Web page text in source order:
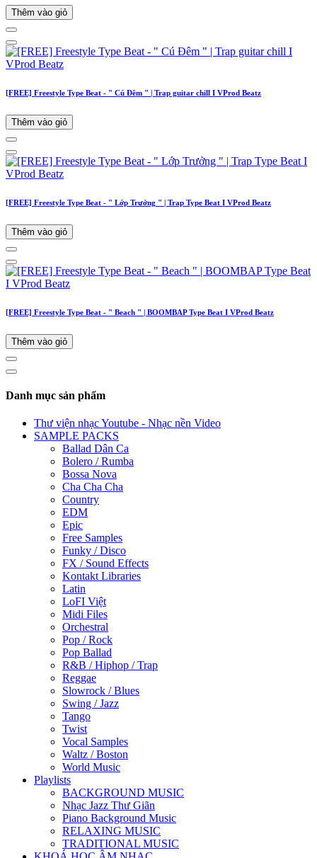
Thêm vào giỏ
[FREE] Freestyle Type Beat - " Cú Đêm " | Trap guitar chill I VProd Beatz
Thêm vào giỏ
[FREE] Freestyle Type Beat - " Lớp Trưởng " | Trap Type Beat I VProd Beatz
Thêm vào giỏ
[FREE] Freestyle Type Beat - " Beach " | BOOMBAP Type Beat I VProd Beatz
Thêm vào giỏ
Danh mục sản phẩm
Thư viện nhạc Youtube - Nhạc nền Video
SAMPLE PACKS
Ballad Dân Ca
Bolero / Rumba
Bossa Nova
Cha Cha Cha
Country
EDM
Epic
Free Samples
Funky / Disco
FX / Sound Effects
Kontakt Libraries
Latin
LoFI Việt
Midi Files
Orchestral
Pop / Rock
Pop Ballad
R&B / Hiphop / Trap
Reggae
Slowrock / Blues
Swing / Jazz
Tango
Twist
Vocal Samples
Waltz / Boston
World Music
Playlists
BACKGROUND MUSIC
Nhạc Jazz Thư Giãn
Piano Background Music
RELAXING MUSIC
TRADITIONAL MUSIC